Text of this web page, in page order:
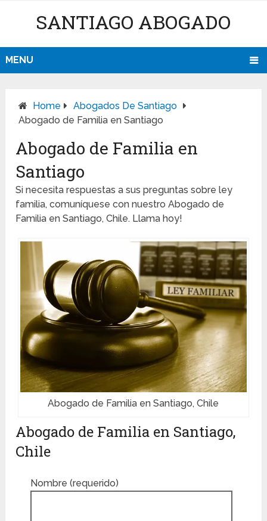
SANTIAGO ABOGADO
MENU
Home
Abogados De Santiago
Abogado de Familia en Santiago
Abogado de Familia en
Santiago
Si necesita respuestas a sus preguntas sobre ley
familia, comuníquese con nuestro Abogado de
Familia en Santiago, Chile. Llama hoy!
Abogado de Familia en Santiago, Chile
Abogado de Familia en Santiago,
Chile
Nombre (requerido)